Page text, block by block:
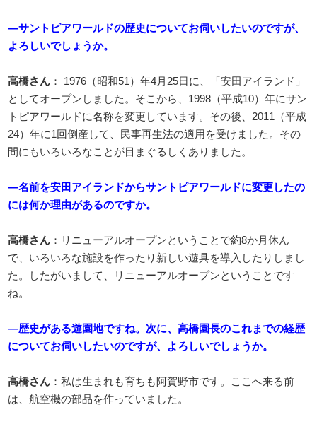
―サントピアワールドの歴史についてお伺いしたいのですが、
よろしいでしょうか。
高橋さん ： 1976（昭和51）年4月25日に、「安田アイランド」
としてオープンしました。そこから、1998（平成10）年にサン
トピアワールドに名称を変更しています。その後、2011（平成
24）年に1回倒産して、民事再生法の適用を受けました。その
間にもいろいろなことが目まぐるしくありました。
―名前を安田アイランドからサントピアワールドに変更したの
には何か理由があるのですか。
高橋さん ：リニューアルオープンということで約8か月休ん
で、いろいろな施設を作ったり新しい遊具を導入したりしまし
た。したがいまして、リニューアルオープンということです
ね。
―歴史がある遊園地ですね。次に、高橋園長のこれまでの経歴
についてお伺いしたいのですが、よろしいでしょうか。
高橋さん ：私は生まれも育ちも阿賀野市です。ここへ来る前
は、航空機の部品を作っていました。